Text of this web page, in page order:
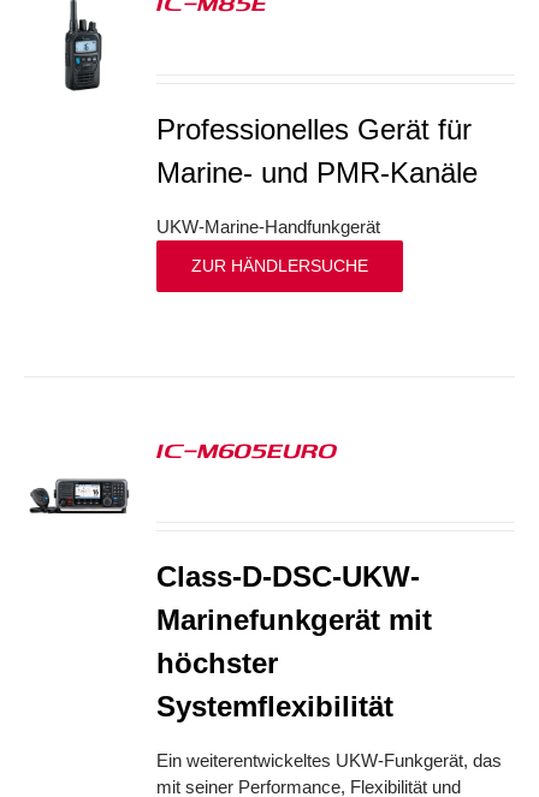
Professionelles Gerät für
Marine- und PMR-Kanäle
UKW-Marine-Handfunkgerät
ZUR HÄNDLERSUCHE
IC-M605EURO
Class-D-DSC-UKW-
Marinefunkgerät mit
höchster
Systemflexibilität
Ein weiterentwickeltes UKW-Funkgerät, das
mit seiner Performance, Flexibilität und